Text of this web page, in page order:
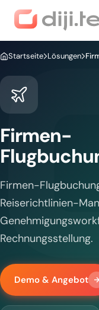
Startseite Lösungen
Firmen-
Firmen-
Reiserichtlinien-
Rechnungsstellung.
Demo & Angebot